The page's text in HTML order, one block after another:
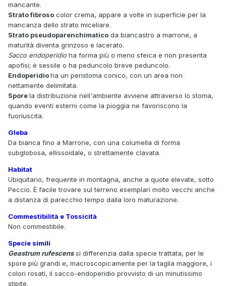
mancante.
Strato fibroso color crema, appare a volte in superficie per la
mancanza dello strato miceliare.
Strato pseudoparenchimatico da biancastro a marrone, a
maturità diventa grinzoso e lacerato.
Sacco endoperidioha forma più o meno sfeica e non presenta
apofisi; è sessile o ha peduncolo breve peduncolo.
Endoperidioha un peristoma conico, con un area non
nettamente delimitata.
Sporela distribuzione nell'ambiente avviene attraverso lo stoma,
quando eventi esterni come la pioggia ne favoriscono la
fuoriuscita.
Gleba
Da bianca fino a Marrone, con una columella di forma
subglobosa, ellissoidale, o strettamente clavata.
Habitat
Ubiquitario, frequente in montagna, anche a quote elevate, sotto
Peccio. È facile trovare sul terreno esemplari molto vecchi anche
a distanza di parecchio tempo dalla loro maturazione.
Commestibilità e Tossicità
Non commestibile.
Specie simili
Geastrum rufescenssi differenzia dalla specie trattata, per le
spore più grandi e, macroscopicamente per la taglia maggiore, i
colori rosati, il sacco-endoperidio provvisto di un minutissimo
stipite.